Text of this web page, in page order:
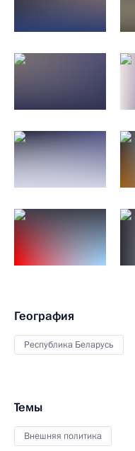
География
Республика Беларусь
Темы
Внешняя политика